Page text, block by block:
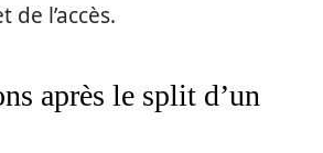
de l’accès.
après le split d’un